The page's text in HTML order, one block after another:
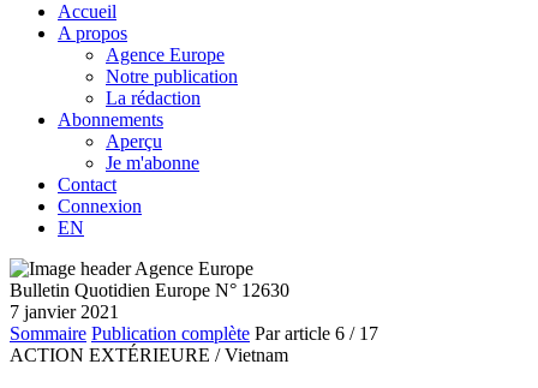
Accueil
A propos
Agence Europe
Notre publication
La rédaction
Abonnements
Aperçu
Je m'abonne
Contact
Connexion
EN
Bulletin Quotidien Europe N° 12630
7 janvier 2021
Sommaire Publication complète Par article 6 / 17
ACTION EXTÉRIEURE / Vietnam